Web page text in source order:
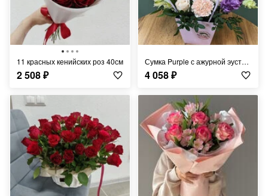
11 красных кенийских роз 40см
2 508₽
Сумка Purple с ажурной эустомой
4 058₽